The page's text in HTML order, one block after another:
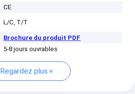
CE
L/C, T/T
Brochure du produit PDF
5-8 jours ouvrables
Regardez plus